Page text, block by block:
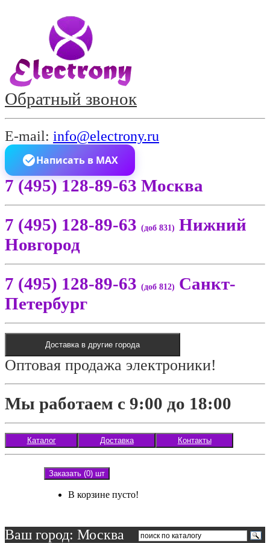
Обратный звонок
E-mail: info@electrony.ru
Написать в MAX
7 (495) 128-89-63 Москва
7 (495) 128-89-63 (доб 831) Нижний
Новгород
7 (495) 128-89-63 (доб 812) Санкт-
Петербург
Доставка в другие города
Оптовая продажа электроники!
Мы работаем с 9:00 до 18:00
Каталог Доставка Контакты
Заказать (0) шт
В корзине пусто!
Ваш город: Москва